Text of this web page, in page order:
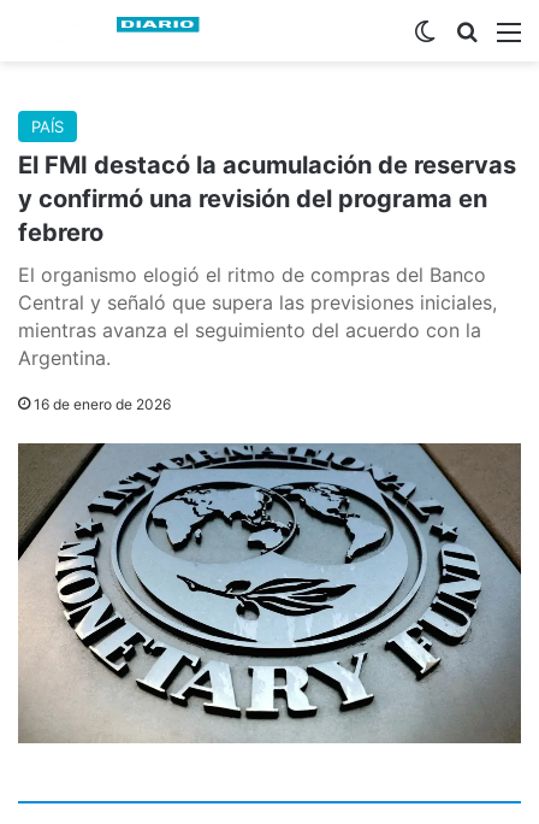
Buscar
Switch skin
PAÍS
El FMI destacó la acumulación de reservas
y confirmó una revisión del programa en
febrero
El organismo elogió el ritmo de compras del Banco
Central y señaló que supera las previsiones iniciales,
mientras avanza el seguimiento del acuerdo con la
Argentina.
16 de enero de 2026